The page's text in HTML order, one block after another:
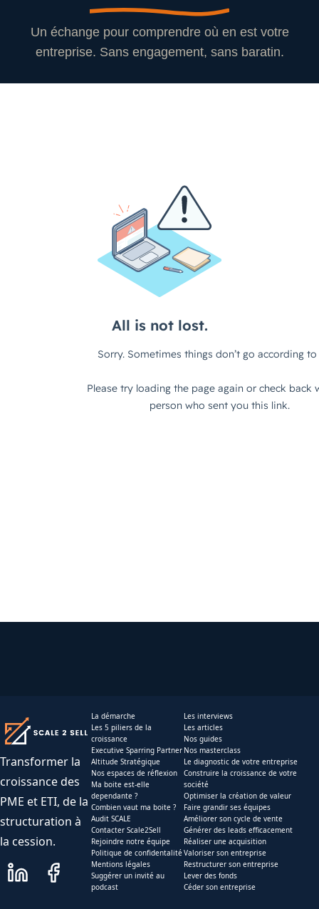
Un échange pour comprendre où en est votre
entreprise. Sans engagement, sans baratin.
Transformer la
croissance des
PME et ETI, de la
structuration à
la cession.
La démarche
Les 5 piliers de la
croissance
Executive Sparring Partner
Altitude Stratégique
Nos espaces de réflexion
Ma boite est-elle
dependante ?
Combien vaut ma boite ?
Audit SCALE
Contacter Scale2Sell
Rejoindre notre équipe
Politique de confidentalité
Mentions légales
Suggérer un invité au
podcast
Les interviews
Les articles
Nos guides
Nos masterclass
Le diagnostic de votre entreprise
Construire la croissance de votre
société
Optimiser la création de valeur
Faire grandir ses équipes
Améliorer son cycle de vente
Générer des leads efficacement
Réaliser une acquisition
Valoriser son entreprise
Restructurer son entreprise
Lever des fonds
Céder son entreprise